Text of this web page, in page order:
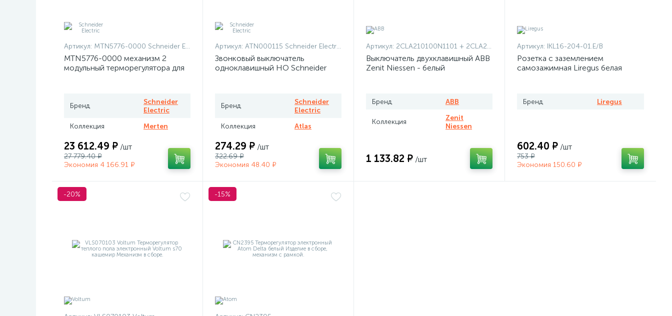
Артикул: MTN5776-0000 Schneider Electric
MTN5776-0000 механизм 2
модульный терморегулятора для
Бренд
Schneider
Electric
Коллекция
Merten
23 612.49 ₽ /шт
27 779.40 ₽
Экономия 4 166.91 ₽
Артикул: ATN000115 Schneider Electric
Звонковый выключатель
одноклавишный НО Schneider
Бренд
Schneider
Electric
Коллекция
Atlas
274.29 ₽ /шт
322.69 ₽
Экономия 48.40 ₽
Артикул: 2CLA210100N1101 + 2CLA210100N1101 + 2CLA227190N1001
Выключатель двухклавишный ABB
Zenit Niessen - белый
Бренд ABB
Коллекция
Zenit
Niessen
1 133.82 ₽ /шт
Артикул: IKL16-204-01.E/B
Розетка с заземлением
самозажимная Liregus белая
Бренд Liregus
602.40 ₽ /шт
753 ₽
Экономия 150.60 ₽
-20% -15%